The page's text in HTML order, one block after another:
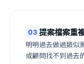
03 提案檔案重
明明過去做過類似
或顧問找不到過去